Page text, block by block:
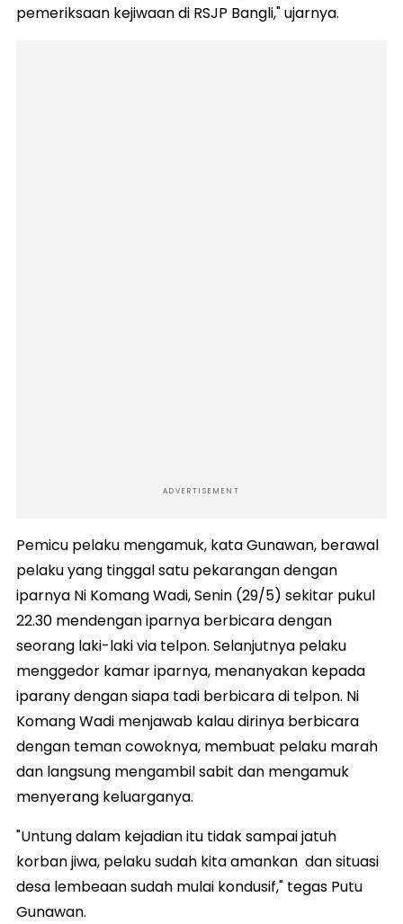
pemeriksaan kejiwaan di RSJP Bangli," ujarnya.
ADVERTISEMENT
Pemicu pelaku mengamuk, kata Gunawan, berawal
pelaku yang tinggal satu pekarangan dengan
iparnya Ni Komang Wadi, Senin (29/5) sekitar pukul
22.30 mendengan iparnya berbicara dengan
seorang laki-laki via telpon. Selanjutnya pelaku
menggedor kamar iparnya, menanyakan kepada
iparany dengan siapa tadi berbicara di telpon. Ni
Komang Wadi menjawab kalau dirinya berbicara
dengan teman cowoknya, membuat pelaku marah
dan langsung mengambil sabit dan mengamuk
menyerang keluarganya.
"Untung dalam kejadian itu tidak sampai jatuh
korban jiwa, pelaku sudah kita amankan dan situasi
desa lembeaan sudah mulai kondusif," tegas Putu
Gunawan.